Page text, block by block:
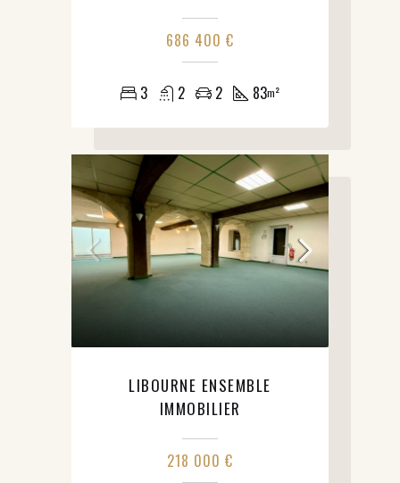
686 400 €
3 2 2 83m²
LIBOURNE ENSEMBLE
IMMOBILIER
218 000 €